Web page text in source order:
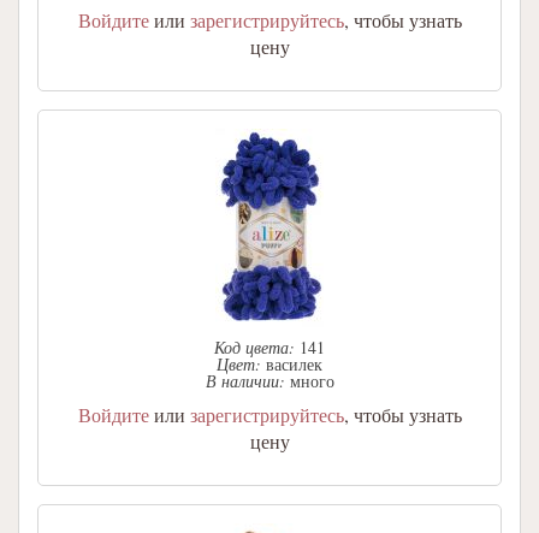
Войдитеили зарегистрируйтесь, чтобы узнать
цену
Код цвета: 141
Цвет: василек
В наличии: много
Войдитеили зарегистрируйтесь, чтобы узнать
цену